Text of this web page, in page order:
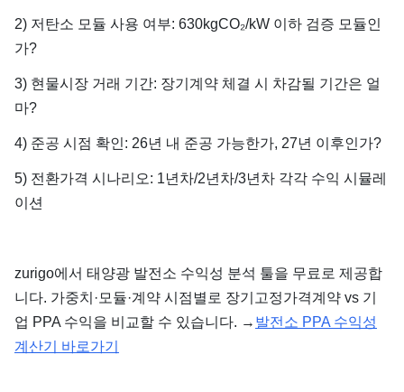
2) 저탄소 모듈 사용 여부: 630kgCO₂/kW 이하 검증 모듈인
가?
3) 현물시장 거래 기간: 장기계약 체결 시 차감될 기간은 얼
마?
4) 준공 시점 확인: 26년 내 준공 가능한가, 27년 이후인가?
5) 전환가격 시나리오: 1년차/2년차/3년차 각각 수익 시뮬레
이션
zurigo에서 태양광 발전소 수익성 분석 툴을 무료로 제공합
니다. 가중치·모듈·계약 시점별로 장기고정가격계약 vs 기
업 PPA 수익을 비교할 수 있습니다. → 발전소 PPA 수익성
계산기 바로가기